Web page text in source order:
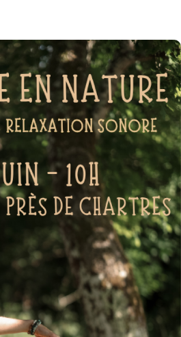
traverser par le mouvement
d'arbres. Entre Chartres,
après la réservation.